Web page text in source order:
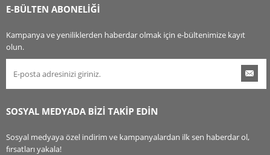
E-BÜLTEN ABONELİĞİ
Kampanya ve yeniliklerden haberdar olmak için e-bültenimize kayıt
olun.
SOSYAL MEDYADA BİZİ TAKİP EDİN
Sosyal medyaya özel indirim ve kampanyalardan ilk sen haberdar ol,
fırsatları yakala!